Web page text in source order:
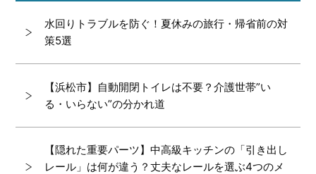
水回りトラブルを防ぐ！夏休みの旅行・帰省前の対
策5選
【浜松市】自動開閉トイレは不要？介護世帯”い
る・いらない”の分かれ道
【隠れた重要パーツ】中高級キッチンの「引き出し
レール」は何が違う？丈夫なレールを選ぶ4つのメ